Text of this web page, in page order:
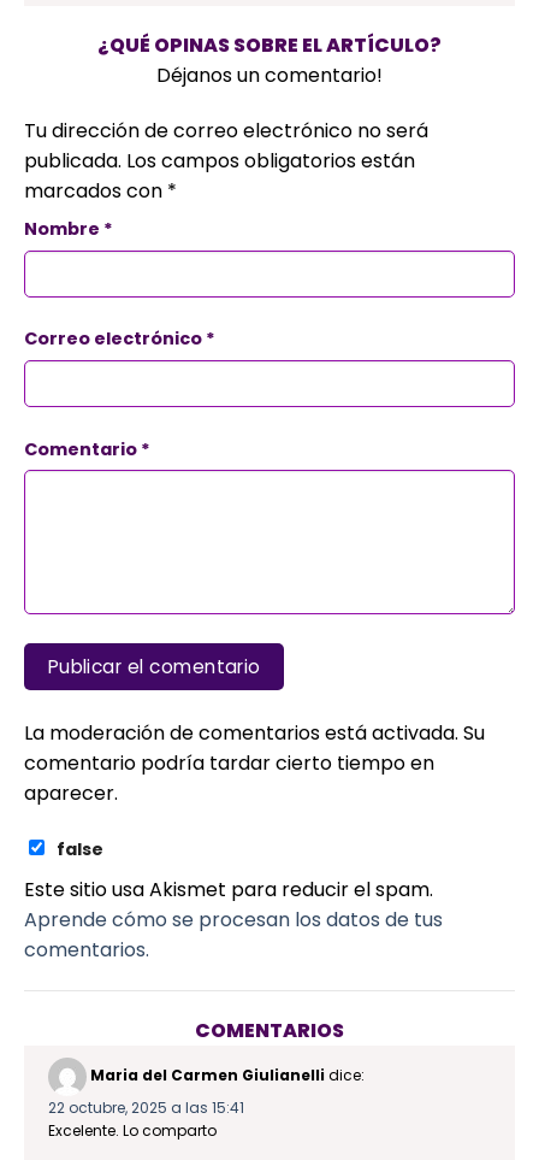
¿QUÉ OPINAS SOBRE EL ARTÍCULO?
Déjanos un comentario!
Tu dirección de correo electrónico no será
publicada. Los campos obligatorios están
marcados con *
Nombre *
Correo electrónico *
Comentario *
La moderación de comentarios está activada. Su
comentario podría tardar cierto tiempo en
aparecer.
false
Este sitio usa Akismet para reducir el spam.
Aprende cómo se procesan los datos de tus
comentarios.
COMENTARIOS
Maria del Carmen Giulianellidice:
22 octubre, 2025 a las 15:41
Excelente. Lo comparto